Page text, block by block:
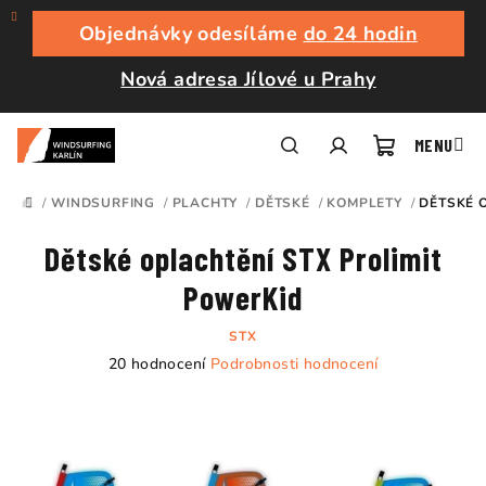
Přejít
obsah
Objednávky odesíláme do 24 hodin
Nová adresa Jílové u Prahy
košík
DOMŮ
/ WINDSURFING / PLACHTY / DĚTSKÉ / KOMPLETY / DĚTSKÉ
Dětské oplachtění STX Prolimit
PowerKid
STX
Průměrné
z
20 hodnocení Podrobnosti hodnocení